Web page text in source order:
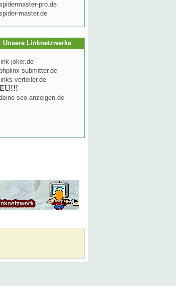
pro.de
master.de
Unsere Linknetzwerke
link-joker.de
submitter.de
links-verteiler.de
seo-anzeigen.de